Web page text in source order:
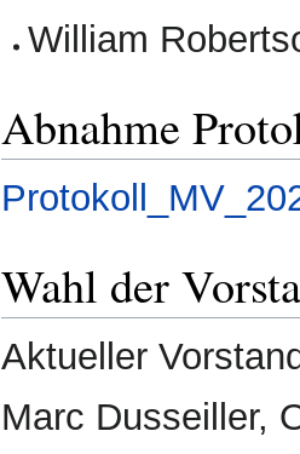
William
Abnahme
Wahl der
Aktueller
Marc Dusseiller,